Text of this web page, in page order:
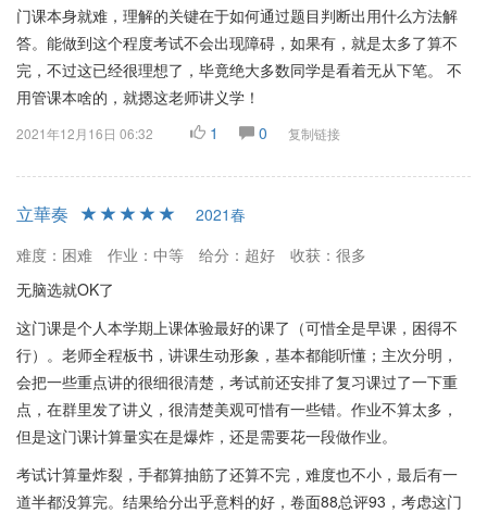
门课本身就难，理解的关键在于如何通过题目判断出用什么方法解
答。能做到这个程度考试不会出现障碍，如果有，就是太多了算不
完，不过这已经很理想了，毕竟绝大多数同学是看着无从下笔。 不
用管课本啥的，就摁这老师讲义学！
2021年12月16日 06:32 1 0 复制链接
立華奏
2021春
难度：困难
作业：中等 给分：超好
收获：很多
无脑选就OK了
这门课是个人本学期上课体验最好的课了（可惜全是早课，困得不
行）。老师全程板书，讲课生动形象，基本都能听懂；主次分明，
会把一些重点讲的很细很清楚，考试前还安排了复习课过了一下重
点，在群里发了讲义，很清楚美观可惜有一些错。作业不算太多，
但是这门课计算量实在是爆炸，还是需要花一段做作业。
考试计算量炸裂，手都算抽筋了还算不完，难度也不小，最后有一
道半都没算完。结果给分出乎意料的好，卷面88总评93，考虑这门